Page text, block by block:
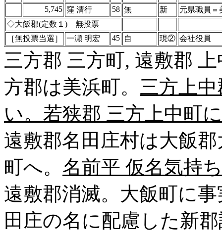
5,745 窪 清行 58 無 新
元県職員＝
◇大飯郡(定数１) 無投票
［無投票当選］
一瀬 明宏 45 自 現② 会社役員
三方郡 三方町, 遠敷郡
方郡は美浜町。 三方上
い。若狭郡 三方上中町
遠敷郡名田庄村は大飯
町へ。 名前平 仮名気持
遠敷郡消滅。大飯町に
田庄の名に配慮した新